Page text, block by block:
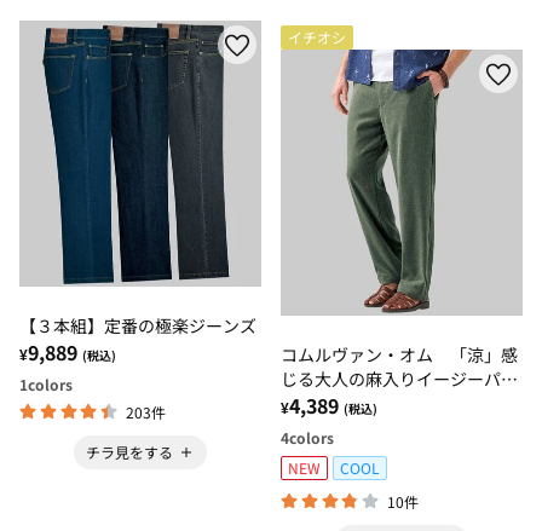
【３本組】定番の極楽ジーンズ
¥9,889 (税込)
1colors
203件
チラ見をする
イチオシ
コムルヴァン・オム 「涼」感
じる大人の麻入りイージーパン
ツ
¥4,389 (税込)
4colors
NEW
COOL
10件